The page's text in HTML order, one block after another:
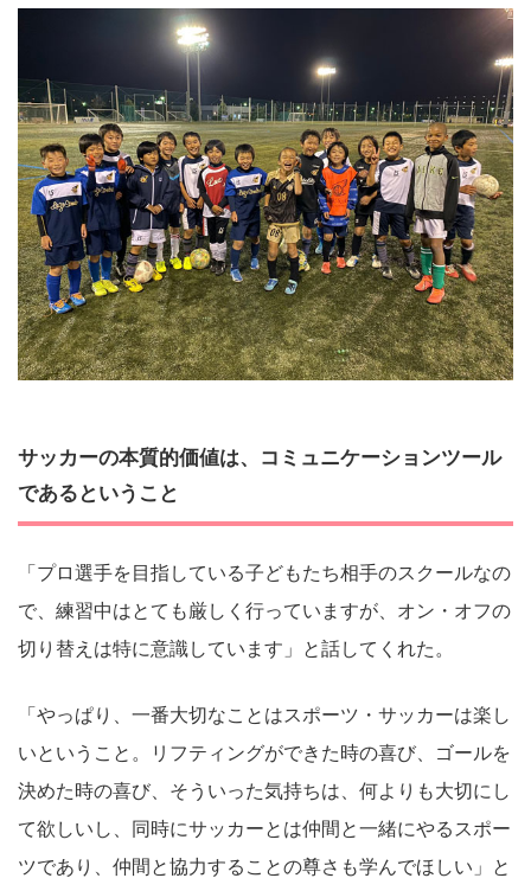
サッカーの本質的価値は、コミュニケーションツール
であるということ
「プロ選手を目指している子どもたち相手のスクールなの
で、練習中はとても厳しく行っていますが、オン・オフの
切り替えは特に意識しています」と話してくれた。
「やっぱり、一番大切なことはスポーツ・サッカーは楽し
いということ。リフティングができた時の喜び、ゴールを
決めた時の喜び、そういった気持ちは、何よりも大切にし
て欲しいし、同時にサッカーとは仲間と一緒にやるスポー
ツであり、仲間と協力することの尊さも学んでほしい」と